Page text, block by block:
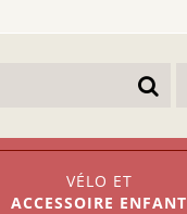
VÉLO ET
ACCESSOIRE ENFANT